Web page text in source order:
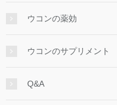
ウコンの薬効
ウコンのサプリメント
Q&A